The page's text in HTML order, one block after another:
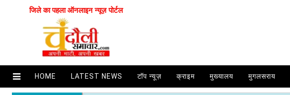
जिले का पहला ऑनलाइन न्यूज़ पोर्टल
HOME LATEST NEWS टॉप न्यूज़ क्राइम मुख्यालय मुगलसराय